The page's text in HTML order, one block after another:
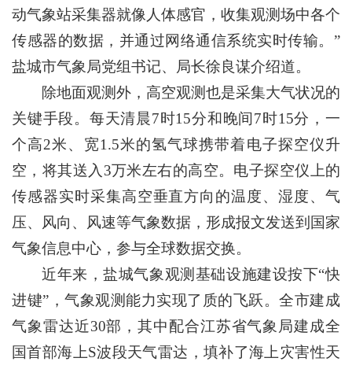
动气象站采集器就像人体感官，收集观测场中各个
传感器的数据，并通过网络通信系统实时传输。”
盐城市气象局党组书记、局长徐良谋介绍道。
除地面观测外，高空观测也是采集大气状况的
关键手段。每天清晨7时15分和晚间7时15分，一
个高2米、宽1.5米的氢气球携带着电子探空仪升
空，将其送入3万米左右的高空。电子探空仪上的
传感器实时采集高空垂直方向的温度、湿度、气
压、风向、风速等气象数据，形成报文发送到国家
气象信息中心，参与全球数据交换。
近年来，盐城气象观测基础设施建设按下“快
进键”，气象观测能力实现了质的飞跃。全市建成
气象雷达近30部，其中配合江苏省气象局建成全
国首部海上S波段天气雷达，填补了海上灾害性天